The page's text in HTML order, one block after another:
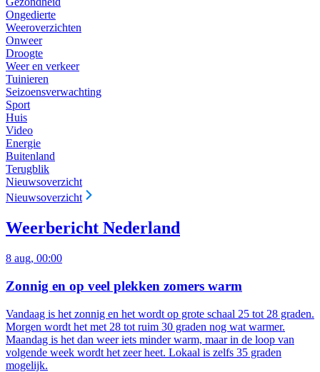
Ongedierte
Weeroverzichten
Onweer
Droogte
Weer en verkeer
Tuinieren
Seizoensverwachting
Sport
Huis
Video
Energie
Buitenland
Terugblik
Nieuwsoverzicht
Nieuwsoverzicht
Weerbericht Nederland
8 aug, 00:00
Zonnig en op veel plekken zomers warm
Vandaag is het zonnig en het wordt op grote schaal 25 tot 28 graden.
Morgen wordt het met 28 tot ruim 30 graden nog wat warmer.
Maandag is het dan weer iets minder warm, maar in de loop van
volgende week wordt het zeer heet. Lokaal is zelfs 35 graden
mogelijk.